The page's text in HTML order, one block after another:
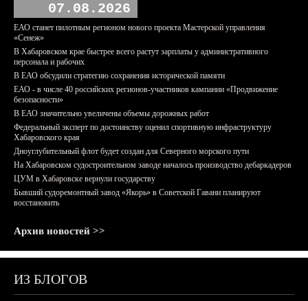
07.08.2026
ЕАО станет пилотным регионом нового проекта Мастерской управления
«Сенеж»
В Хабаровском крае быстрее всего растут зарплаты у административного
персонала и рабочих
В ЕАО обсудили стратегию сохранения исторической памяти
ЕАО - в числе 40 российских регионов-участников кампании «Продвижение
безопасности»
В ЕАО значительно увеличены объемы дорожных работ
Федеральный эксперт по достоинству оценил спортивную инфраструктуру
Хабаровского края
Дноуглубительный флот будет создан для Северного морского пути
На Хабаровском судостроительном заводе началось производство дебаркадеров
ЦУМ в Хабаровске вернули государству
Бывший судоремонтный завод «Якорь» в Советской Гавани планируют
восстановить
Архив новостей >>
ИЗ БЛОГОВ